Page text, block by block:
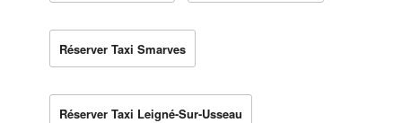
Réserver Taxi Smarves
Réserver Taxi Leigné-Sur-Usseau